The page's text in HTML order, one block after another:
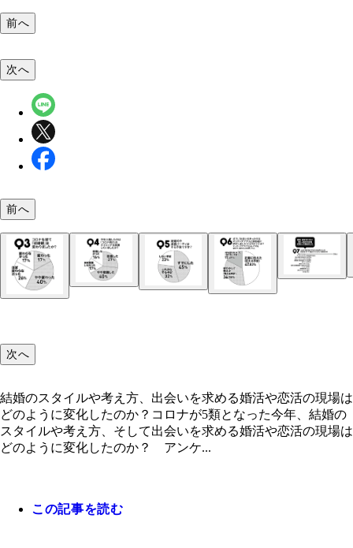
前へ
結婚のスタイルや考え方、出会いを求める婚活や
次へ
前へ
次へ
結婚のスタイルや考え方、出会いを求める婚活や恋活の現場は
どのように変化したのか？コロナが5類となった今年、結婚の
スタイルや考え方、そして出会いを求める婚活や恋活の現場は
どのように変化したのか？ アンケ...
この記事を読む